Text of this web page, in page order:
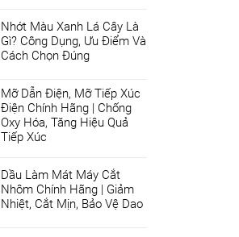
Nhớt Màu Xanh Lá Cây Là
Gì? Công Dụng, Ưu Điểm Và
Cách Chọn Đúng
Mỡ Dẫn Điện, Mỡ Tiếp Xúc
Điện Chính Hãng | Chống
Oxy Hóa, Tăng Hiệu Quả
Tiếp Xúc
Dầu Làm Mát Máy Cắt
Nhôm Chính Hãng | Giảm
Nhiệt, Cắt Mịn, Bảo Vệ Dao